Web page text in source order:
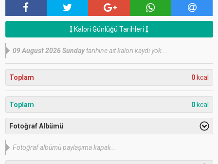
Kalori Günlüğü Tarihleri
09 August 2026 Sundaytarihine ait kalori kaydı yok...
Toplam 0 kcal
Toplam 0 kcal
Fotoğraf Albümü
Fotoğraf albümü paylaşıma kapalı...